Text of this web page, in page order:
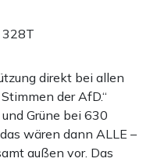
328T
direkt bei allen
der AfD.“
Grüne bei 630
wären dann ALLE –
außen vor. Das